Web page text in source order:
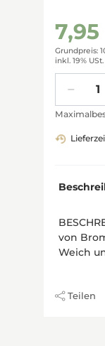
Grundpreis:
inkl. 19% USt.
von
Weich
Teilen